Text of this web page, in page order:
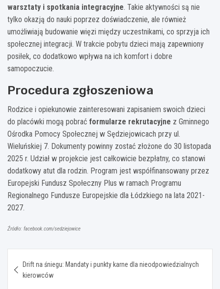
warsztaty i spotkania integracyjne. Takie aktywności są nie
tylko okazją do nauki poprzez doświadczenie, ale również
umożliwiają budowanie więzi między uczestnikami, co sprzyja ich
społecznej integracji. W trakcie pobytu dzieci mają zapewniony
posiłek, co dodatkowo wpływa na ich komfort i dobre
samopoczucie.
Procedura zgłoszeniowa
Rodzice i opiekunowie zainteresowani zapisaniem swoich dzieci
do placówki mogą pobrać formularze rekrutacyjne z Gminnego
Ośrodka Pomocy Społecznej w Sędziejowicach przy ul.
Wieluńskiej 7. Dokumenty powinny zostać złożone do 30 listopada
2025 r. Udział w projekcie jest całkowicie bezpłatny, co stanowi
dodatkowy atut dla rodzin. Program jest współfinansowany przez
Europejski Fundusz Społeczny Plus w ramach Programu
Regionalnego Fundusze Europejskie dla Łódzkiego na lata 2021-
2027.
Źródło: facebook.com/sedziejowice
wpisu
Drift na śniegu: Mandaty i punkty karne dla nieodpowiedzialnych
kierowców